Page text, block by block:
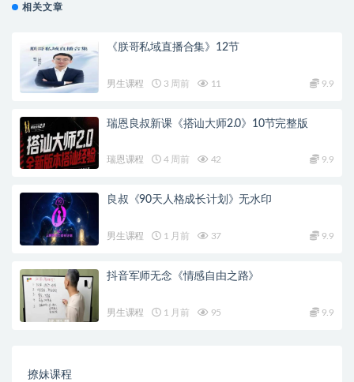
相关文章
《朕哥私域直播合集》12节
男生课程 3 周前 11 9.9
瑞恩良叔新课《搭讪大师2.0》10节完整版
瑞恩课程 4 周前 42 9.9
良叔《90天人格成长计划》无水印
男生课程 1 月前 37 9.9
抖音军师无念《情感自由之路》
男生课程 1 月前 95 9.9
撩妹课程